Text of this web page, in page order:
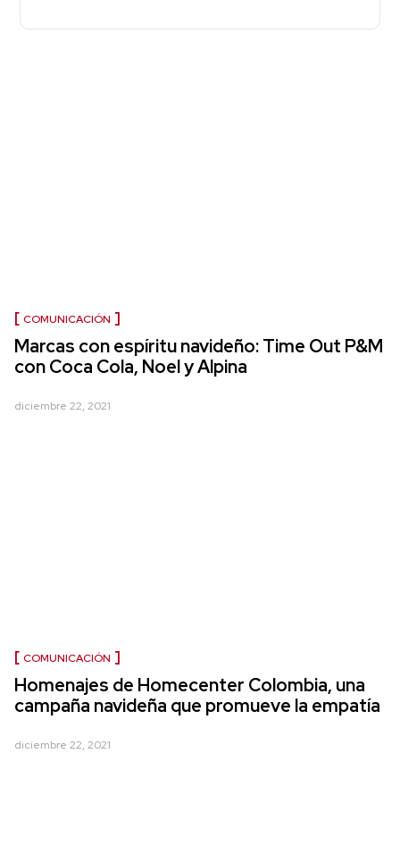
COMUNICACIÓN
Marcas con espíritu navideño: Time Out P&M
con Coca Cola, Noel y Alpina
diciembre 22, 2021
COMUNICACIÓN
Homenajes de Homecenter Colombia, una
campaña navideña que promueve la empatía
diciembre 22, 2021